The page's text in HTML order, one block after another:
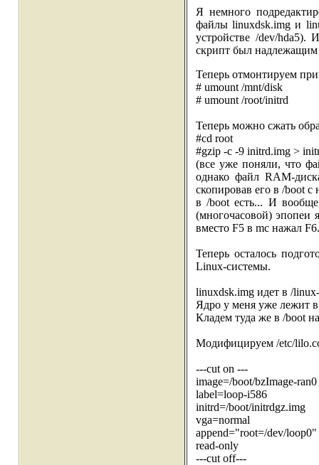
Я немного
файлы linuxdsk.img и
устройстве /dev/
скрипт был надлежащим
Теперь отмонтируем
# umount /mnt/disk
# umount /root/initrd
Теперь можно сжать
#cd root
#gzip -c -9 initrd.img >
(все уже поняли, что
однако файл RAM-
скопировав его в /boot
в /boot есть... И
(многочасовой) эпопеи
вместо F5 в mc нажал
Теперь осталось
Linux-системы.
linuxdsk.img идет в /
Ядро у меня уже лежит
Кладем туда же в /boot
Модифицируем /etc/
---cut on ---
image=/boot/bzImage-ran0
label=loop-i586
initrd=/boot/initrdgz.img
vga=normal
append="root=/dev/loop0"
read-only
---cut off---